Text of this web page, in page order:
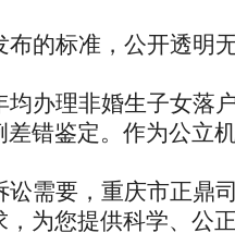
的标准，公开透明
均办理非婚生子女落
差错鉴定。作为公立
需要，重庆市正鼎
为您提供科学、公正